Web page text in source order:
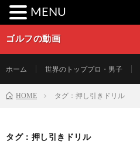
ゴルフの動画
ホーム 世界のトッププロ・男子
HOME タグ：押し引きドリル
タグ：押し引きドリル
MENU